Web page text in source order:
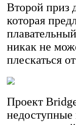
Второй приз
которая
никак не
плескаться
Проект